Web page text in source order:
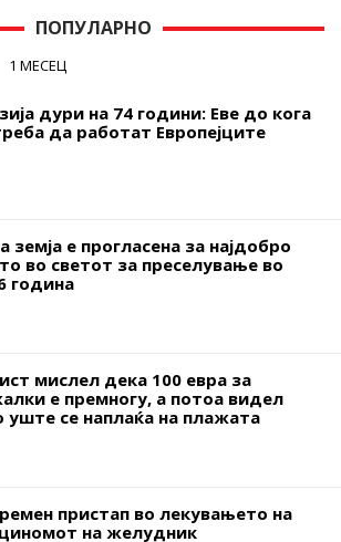
ПОПУЛАРНО
1 МЕСЕЦ
дури на 74 години: Еве до кога
да работат Европејците
земја е прогласена за најдобро
во светот за преселување во
година
мислел дека 100 евра за
е премногу, а потоа видел
уште се наплаќа на плажата
пристап во лекувањето на
на желудник